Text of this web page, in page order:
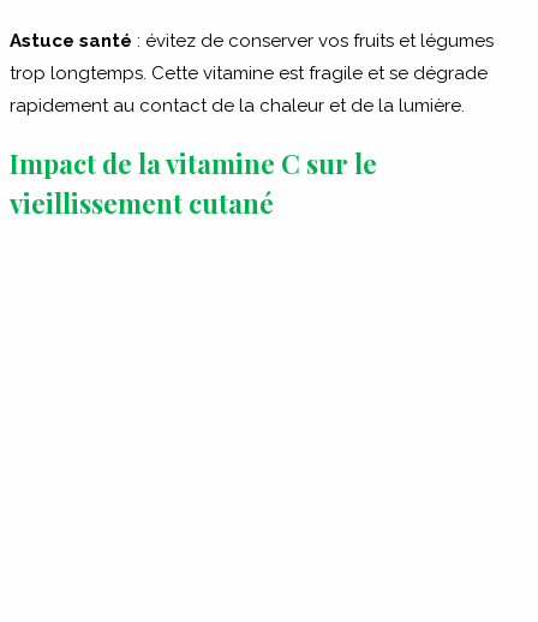
Astuce santé : évitez de conserver vos fruits et légumes
trop longtemps. Cette vitamine est fragile et se dégrade
rapidement au contact de la chaleur et de la lumière.
Impact de la vitamine C sur le
vieillissement cutané